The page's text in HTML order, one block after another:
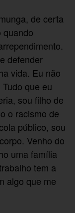
de certa
quando
defender
vida. Eu não
que eu
sou filho de
o racismo de
público, sou
Venho do
uma família
tem a
algo que me